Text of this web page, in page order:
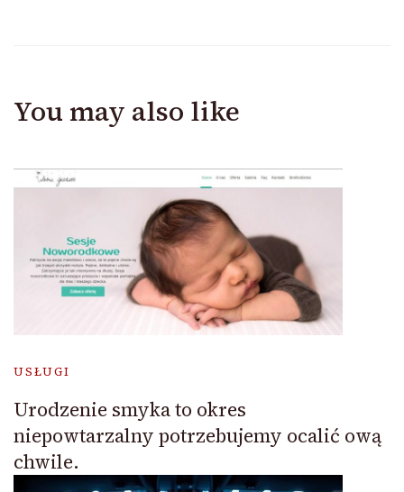
You may also like
USŁUGI
Urodzenie smyka to okres
niepowtarzalny potrzebujemy ocalić ową
chwile.